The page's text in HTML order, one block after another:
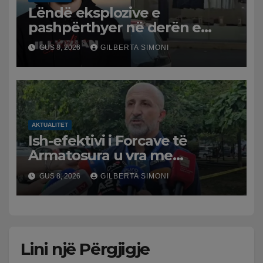
Lëndë eksplozive e
pashpërthyer në derën e
dyqanit të Noizyt në Durrës,
policia nis hetimet për
ngjarjen
GUS 8, 2026 GILBERTA SIMONI
AKTUALITET
Ish-efektivi i Forcave të
Armatosura u vra me
kallashnikov nga shoku i
fëmijërisë, zv. drejtori i
Hetimit: Kishin konflikt të
GUS 8, 2026 GILBERTA SIMONI
Lini një Përgjigje